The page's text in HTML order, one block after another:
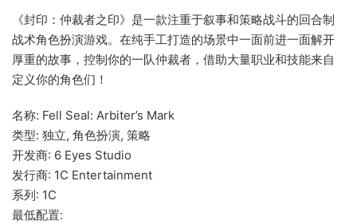
《封印：仲裁者之印》是一款注重于叙事和策略战斗的回合制
战术角色扮演游戏。在纯手工打造的场景中一面前进一面解开
厚重的故事，控制你的一队仲裁者，借助大量职业和技能来自
定义你的角色们！
名称: Fell Seal: Arbiter’s Mark
类型: 独立, 角色扮演, 策略
开发商: 6 Eyes Studio
发行商: 1C Entertainment
系列: 1C
最低配置: